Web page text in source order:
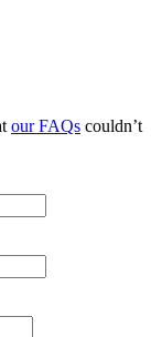
our FAQs couldn’t